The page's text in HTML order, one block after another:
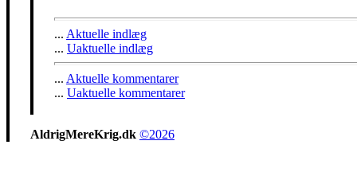
... Aktuelle indlæg
... Uaktuelle indlæg
... Aktuelle kommentarer
... Uaktuelle kommentarer
AldrigMereKrig.dk ©2026